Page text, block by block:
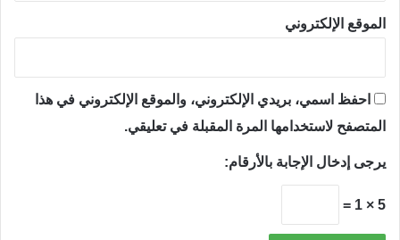
الموقع الإلكتروني
احفظ اسمي، بريدي الإلكتروني، والموقع الإلكتروني في هذا
المتصفح لاستخدامها المرة المقبلة في تعليقي.
يرجى إدخال الإجابة بالأرقام:
5 × 1 =